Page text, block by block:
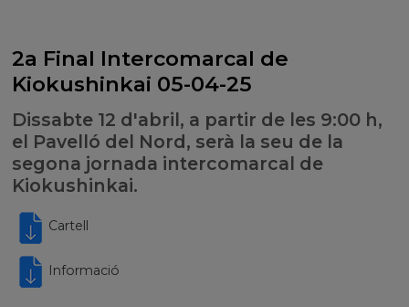
2a Final Intercomarcal de
Kiokushinkai 05-04-25
Dissabte 12 d'abril, a partir de les 9:00 h,
el Pavelló del Nord, serà la seu de la
segona jornada intercomarcal de
Kiokushinkai.
Cartell
Informació